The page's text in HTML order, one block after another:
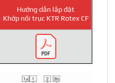
Hướng dẫn lắp đặt
Khớp nối trục KTR Rotex CF